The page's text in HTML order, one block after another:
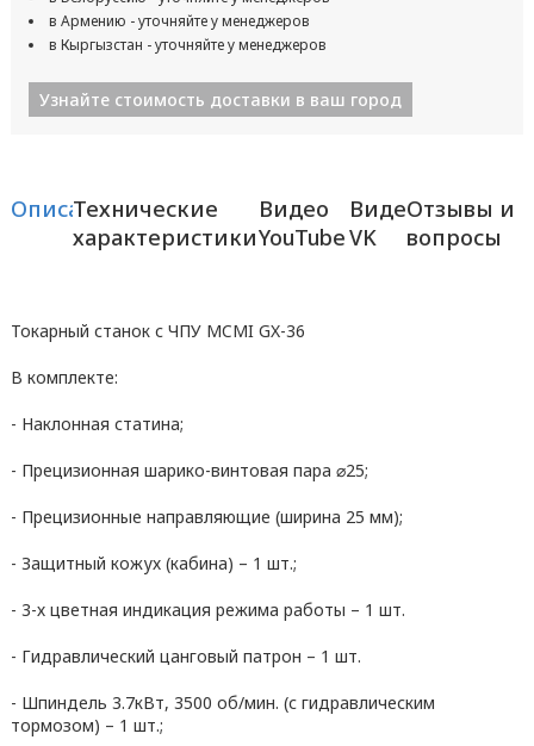
в Армению - уточняйте у менеджеров
в Кыргызстан - уточняйте у менеджеров
Узнайте стоимость доставки в ваш город
ОписаниеТехнические
характеристики
Видео
YouTube
Видео
VK
Отзывы и
вопросы
Токарный станок с ЧПУ MCMI GX-36
В комплекте:
- Наклонная статина;
- Прецизионная шарико-винтовая пара ⌀25;
- Прецизионные направляющие (ширина 25 мм);
- Защитный кожух (кабина) – 1 шт.;
- 3-х цветная индикация режима работы – 1 шт.
- Гидравлический цанговый патрон – 1 шт.
- Шпиндель 3.7кВт, 3500 об/мин. (с гидравлическим
тормозом) – 1 шт.;